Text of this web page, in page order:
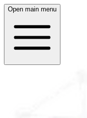
Open main menu